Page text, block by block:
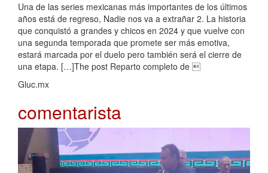
Una de las series mexicanas más importantes de los últimos
años está de regreso, Nadie nos va a extrañar 2. La historia
que conquistó a grandes y chicos en 2024 y que vuelve con
una segunda temporada que promete ser más emotiva,
estará marcada por el duelo pero también será el cierre de
una etapa. […]The post Reparto completo de 
Gluc.mx
comentarista